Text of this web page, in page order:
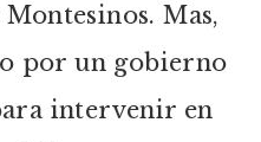
Mas,
por un gobierno
intervenir en